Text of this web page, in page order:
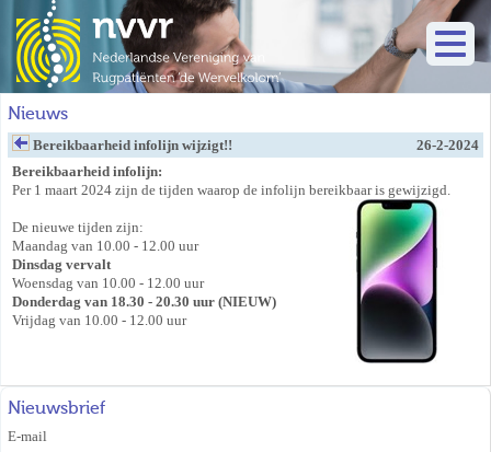
Nieuws
Bereikbaarheid infolijn wijzigt!!
26-2-2024
Bereikbaarheid infolijn:
Per 1 maart 2024 zijn de tijden waarop de infolijn bereikbaar is gewijzigd.
De nieuwe tijden zijn:
Maandag van 10.00 - 12.00 uur
Dinsdag vervalt
Woensdag van 10.00 - 12.00 uur
Donderdag van 18.30 - 20.30 uur (NIEUW)
Vrijdag van 10.00 - 12.00 uur
Nieuwsbrief
E-mail